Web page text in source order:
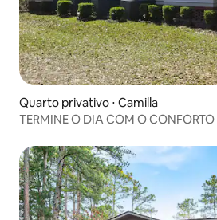
Quarto privativo ⋅ Camilla
TERMINE O DIA COM O